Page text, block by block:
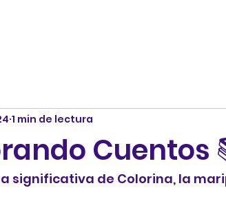
Cuentos
1 min de lectura
significativa de Colorina, la